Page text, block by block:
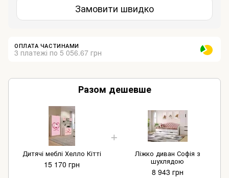
Замовити швидко
ОПЛАТА ЧАСТИНАМИ
3 платежі по 5 056.67 грн
Разом дешевше
Дитячі меблі Хелло Кітті
15 170 грн
Ліжко диван Софія з
шухлядою
8 943 грн